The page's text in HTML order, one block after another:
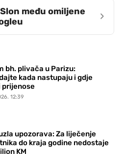
među omiljene
›
bh. plivača u Parizu:
kada nastupaju i gdje
12:39
upozorava: Za liječenje
do kraja godine nedostaje
KM